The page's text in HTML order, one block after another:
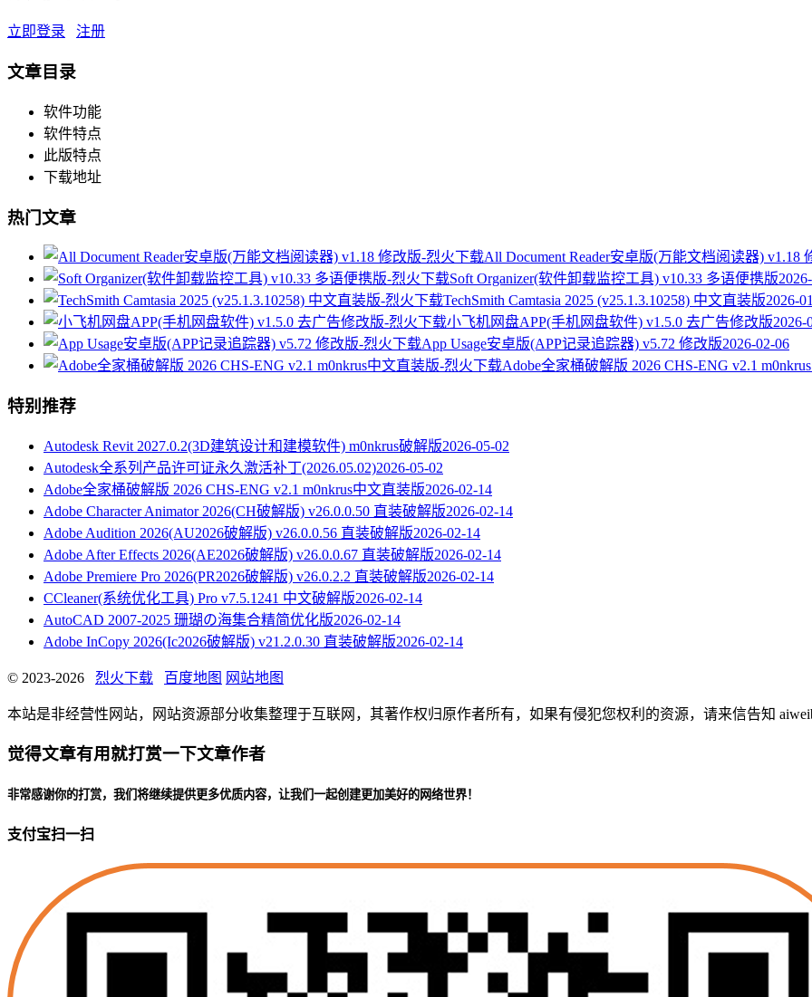
立即登录 注册
文章目录
软件功能
软件特点
此版特点
下载地址
热门文章
All Document Reader安卓版(万能文档阅读器) v1.18
Soft Organizer(软件卸载监控工具) v10.33 多语便携版
TechSmith Camtasia 2025 (v25.1.3.10258) 中文直装版2026-
小飞机网盘APP(手机网盘软件) v1.5.0 去广告修改版2026-
App Usage安卓版(APP记录追踪器) v5.72 修改版2026-02-06
Adobe全家桶破解版 2026 CHS-ENG v2.1
特别推荐
Autodesk Revit 2027.0.2(3D建筑设计和建模软件) m0nkrus破解版2026-05-02
Autodesk全系列产品许可证永久激活补丁(2026.05.02)2026-05-02
Adobe全家桶破解版 2026 CHS-ENG v2.1 m0nkrus中文直装版2026-02-14
Adobe Character Animator 2026(CH破解版) v26.0.0.50 直装破解版2026-02-14
Adobe Audition 2026(AU2026破解版) v26.0.0.56 直装破解版2026-02-14
Adobe After Effects 2026(AE2026破解版) v26.0.0.67 直装破解版2026-02-14
Adobe Premiere Pro 2026(PR2026破解版) v26.0.2.2 直装破解版2026-02-14
CCleaner(系统优化工具) Pro v7.5.1241 中文破解版2026-02-14
AutoCAD 2007-2025 珊瑚の海集合精简优化版2026-02-14
Adobe InCopy 2026(Ic2026破解版) v21.2.0.30 直装破解版2026-02-14
© 2023-2026 烈火下载 百度地图 网站地图
本站是非经营性网站，网站资源部分收集整理于互联网，其著作权归原作者所有，如果有侵犯您权利的资源，请来信告知
觉得文章有用就打赏一下文章作者
非常感谢你的打赏，我们将继续提供更多优质内容，让我们一起创建更加美好的网络世界！
支付宝扫一扫